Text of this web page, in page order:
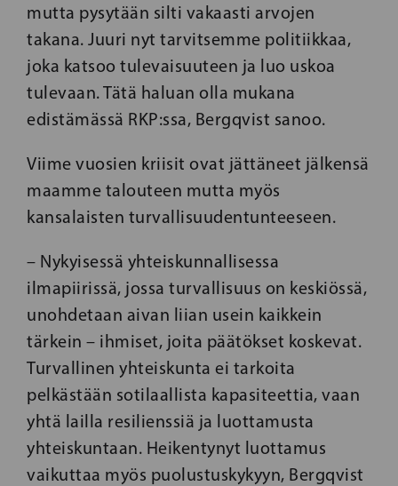
mutta pysytään silti vakaasti arvojen
takana. Juuri nyt tarvitsemme politiikkaa,
joka katsoo tulevaisuuteen ja luo uskoa
tulevaan. Tätä haluan olla mukana
edistämässä RKP:ssa, Bergqvist sanoo.
Viime vuosien kriisit ovat jättäneet jälkensä
maamme talouteen mutta myös
kansalaisten turvallisuudentunteeseen.
– Nykyisessä yhteiskunnallisessa
ilmapiirissä, jossa turvallisuus on keskiössä,
unohdetaan aivan liian usein kaikkein
tärkein – ihmiset, joita päätökset koskevat.
Turvallinen yhteiskunta ei tarkoita
pelkästään sotilaallista kapasiteettia, vaan
yhtä lailla resilienssiä ja luottamusta
yhteiskuntaan. Heikentynyt luottamus
vaikuttaa myös puolustuskykyyn, Bergqvist